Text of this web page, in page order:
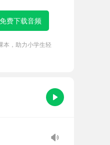
本，助力小学生轻
免费下载音频